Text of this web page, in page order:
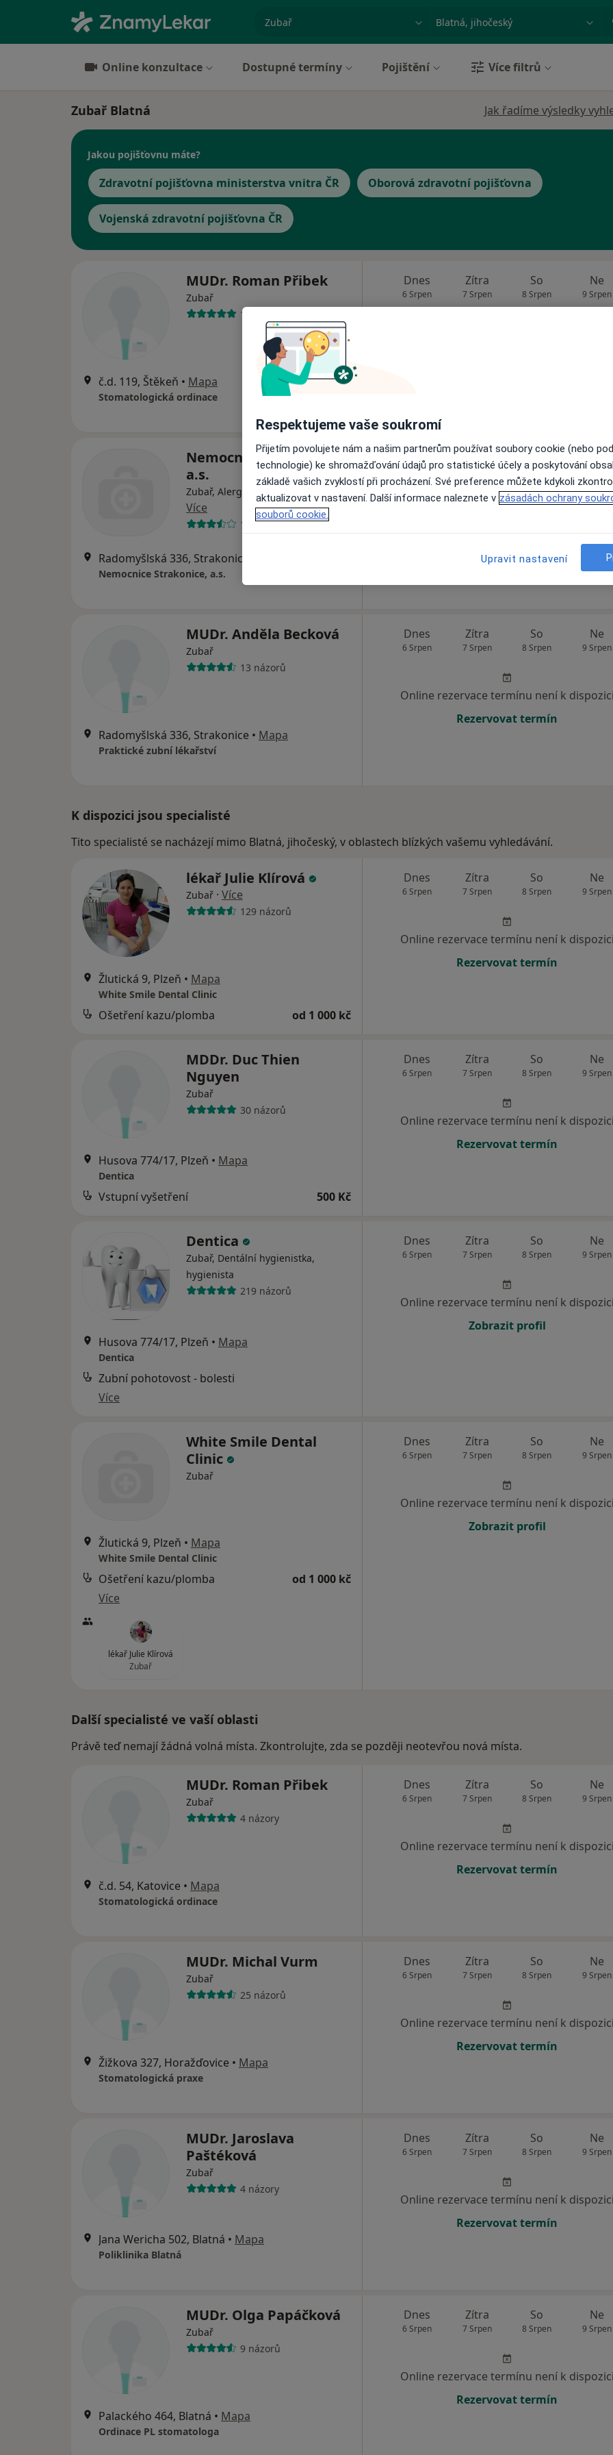
specializace, nemoc nebo příjmení Město nebo region
Online konzultace Dostupné termíny Pojištění Více filtrů
Zubař Blatná Jak řadíme výsledky
Jakou pojišťovnu máte?
Zdravotní pojišťovna ministerstva vnitra ČR Oborová zdravotní pojišťovna
Vojenská zdravotní pojišťovna ČR
MUDr. Roman Přibek
Zubař
18 názorů
č.d. 119, Štěkeň • Mapa
Stomatologická ordinace
Dnes
6 Srpen
Zítra
7 Srpen
So
8 Srpen
Ne
9 Srpen
Nemocnice Strakonice,
a.s.
Zubař, Alergolog, Anesteziolog
Více
18 názorů
Radomyšlská 336, Strakonice
Nemocnice Strakonice, a.s.
Dnes
6 Srpen
Zítra
7 Srpen
So
8 Srpen
Ne
9 Srpen
MUDr. Anděla Becková
Zubař
13 názorů
Radomyšlská 336, Strakonice • Mapa
Praktické zubní lékařství
Dnes
6 Srpen
Zítra
7 Srpen
So
8 Srpen
Ne
9 Srpen
Online rezervace termínu není k dispozici
Rezervovat termín
K dispozici jsou specialisté
Tito specialisté se nacházejí mimo Blatná, jihočeský, v oblastech blízkých vašemu vyhledávání.
lékař Julie Klírová
Zubař · Více
129 názorů
Žlutická 9, Plzeň • Mapa
White Smile Dental Clinic
Ošetření kazu/plomba od 1 000 kč
Dnes
6 Srpen
Zítra
7 Srpen
So
8 Srpen
Ne
9 Srpen
Online rezervace termínu není k dispozici
Rezervovat termín
MDDr. Duc Thien
Nguyen
Zubař
30 názorů
Husova 774/17, Plzeň • Mapa
Dentica
Vstupní vyšetření 500 Kč
Dnes
6 Srpen
Zítra
7 Srpen
So
8 Srpen
Ne
9 Srpen
Online rezervace termínu není k dispozici
Rezervovat termín
Dentica
Zubař, Dentální hygienistka,
hygienista
219 názorů
Husova 774/17, Plzeň • Mapa
Dentica
Zubní pohotovost - bolesti
Více
Dnes
6 Srpen
Zítra
7 Srpen
So
8 Srpen
Ne
9 Srpen
Online rezervace termínu není k dispozici
Zobrazit profil
White Smile Dental
Clinic
Zubař
Žlutická 9, Plzeň • Mapa
White Smile Dental Clinic
Ošetření kazu/plomba
od 1 000 kč
Více
lékař Julie Klírová
Zubař
Dnes
6 Srpen
Zítra
7 Srpen
So
8 Srpen
Ne
9 Srpen
Online rezervace termínu není k dispozici
Zobrazit profil
Další specialisté ve vaší oblasti
Právě teď nemají žádná volná místa. Zkontrolujte, zda se později neotevřou nová místa.
MUDr. Roman Přibek
Zubař
4 názory
č.d. 54, Katovice • Mapa
Stomatologická ordinace
Dnes
6 Srpen
Zítra
7 Srpen
So
8 Srpen
Ne
9 Srpen
Online rezervace termínu není k dispozici
Rezervovat termín
MUDr. Michal Vurm
Zubař
25 názorů
Žižkova 327, Horažďovice • Mapa
Stomatologická praxe
Dnes
6 Srpen
Zítra
7 Srpen
So
8 Srpen
Ne
9 Srpen
Online rezervace termínu není k dispozici
Rezervovat termín
MUDr. Jaroslava
Paštéková
Zubař
4 názory
Jana Wericha 502, Blatná • Mapa
Poliklinika Blatná
Dnes
6 Srpen
Zítra
7 Srpen
So
8 Srpen
Ne
9 Srpen
Online rezervace termínu není k dispozici
Rezervovat termín
MUDr. Olga Papáčková
Zubař
9 názorů
Palackého 464, Blatná • Mapa
Ordinace PL stomatologa
Dnes
6 Srpen
Zítra
7 Srpen
So
8 Srpen
Ne
9 Srpen
Online rezervace termínu není k dispozici
Rezervovat termín
Respektujeme vaše soukromí
Přijetím povolujete nám a našim partnerům používat soubory cookie (nebo
technologie) ke shromažďování údajů pro statistické účely a poskytování
základě vašich zvyklostí při procházení. Své preference můžete kdykoli
aktualizovat v nastavení. Další informace naleznete v zásadách ochrany
souborů cookie.
Upravit nastavení